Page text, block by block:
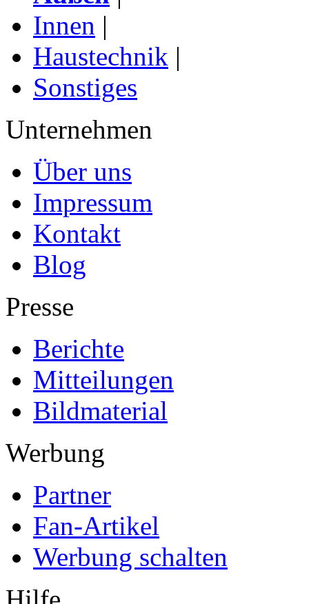
Innen |
Haustechnik |
Sonstiges
Unternehmen
Über uns
Impressum
Kontakt
Blog
Presse
Berichte
Mitteilungen
Bildmaterial
Werbung
Partner
Fan-Artikel
Werbung schalten